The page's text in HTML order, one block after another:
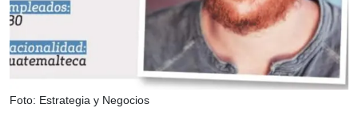
Foto: Estrategia y Negocios